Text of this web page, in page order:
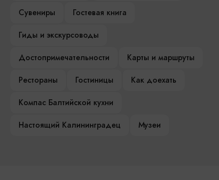
Сувениры
Гостевая книга
Гиды и экскурсоводы
Достопримечательности
Карты и маршруты
Рестораны
Гостиницы
Как доехать
Компас Балтийской кухни
Настоящий Калининградец
Музеи